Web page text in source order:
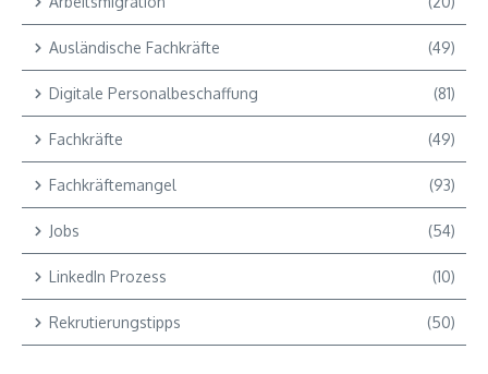
Ausländische Fachkräfte (49)
Digitale Personalbeschaffung (81)
Fachkräfte (49)
Fachkräftemangel (93)
Jobs (54)
LinkedIn Prozess (10)
Rekrutierungstipps (50)